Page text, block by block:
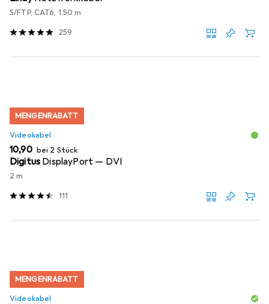
S/FTP, CAT6, 1.50 m
259
MENGENRABATT
Videokabel
EUR
10,90 bei 2 Stück
Digitus DisplayPort — DVI
2 m
111
MENGENRABATT
Videokabel